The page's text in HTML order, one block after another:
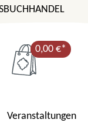
BUCHHANDEL
0,00 €*
Veranstaltungen